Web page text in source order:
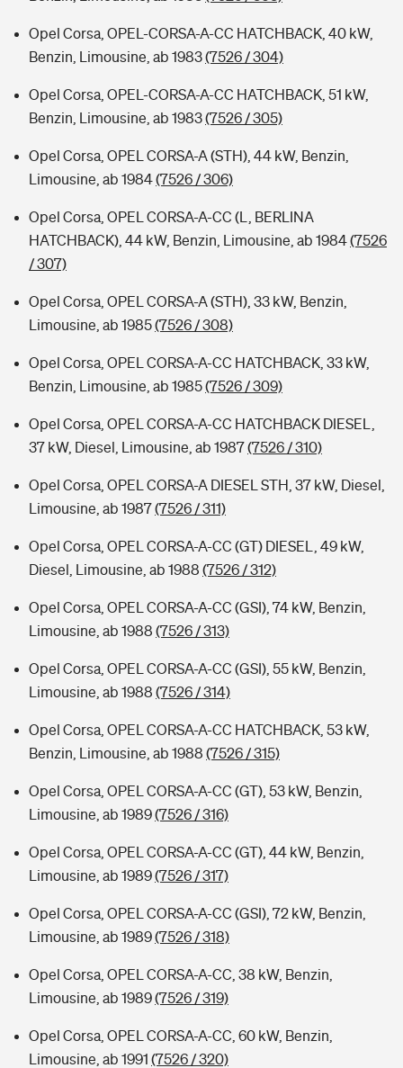
Opel Corsa, OPEL-CORSA-A-CC HATCHBACK, 40 kW,
Benzin, Limousine, ab 1983(7526 / 304)
Opel Corsa, OPEL-CORSA-A-CC HATCHBACK, 51 kW,
Benzin, Limousine, ab 1983(7526 / 305)
Opel Corsa, OPEL CORSA-A (STH), 44 kW, Benzin,
Limousine, ab 1984(7526 / 306)
Opel Corsa, OPEL CORSA-A-CC (L, BERLINA
HATCHBACK), 44 kW, Benzin, Limousine, ab 1984(7526
/ 307)
Opel Corsa, OPEL CORSA-A (STH), 33 kW, Benzin,
Limousine, ab 1985(7526 / 308)
Opel Corsa, OPEL CORSA-A-CC HATCHBACK, 33 kW,
Benzin, Limousine, ab 1985(7526 / 309)
Opel Corsa, OPEL CORSA-A-CC HATCHBACK DIESEL,
37 kW, Diesel, Limousine, ab 1987(7526 / 310)
Opel Corsa, OPEL CORSA-A DIESEL STH, 37 kW, Diesel,
Limousine, ab 1987(7526 / 311)
Opel Corsa, OPEL CORSA-A-CC (GT) DIESEL, 49 kW,
Diesel, Limousine, ab 1988 (7526 / 312)
Opel Corsa, OPEL CORSA-A-CC (GSI), 74 kW, Benzin,
Limousine, ab 1988 (7526 / 313)
Opel Corsa, OPEL CORSA-A-CC (GSI), 55 kW, Benzin,
Limousine, ab 1988 (7526 / 314)
Opel Corsa, OPEL CORSA-A-CC HATCHBACK, 53 kW,
Benzin, Limousine, ab 1988 (7526 / 315)
Opel Corsa, OPEL CORSA-A-CC (GT), 53 kW, Benzin,
Limousine, ab 1989(7526 / 316)
Opel Corsa, OPEL CORSA-A-CC (GT), 44 kW, Benzin,
Limousine, ab 1989(7526 / 317)
Opel Corsa, OPEL CORSA-A-CC (GSI), 72 kW, Benzin,
Limousine, ab 1989(7526 / 318)
Opel Corsa, OPEL CORSA-A-CC, 38 kW, Benzin,
Limousine, ab 1989(7526 / 319)
Opel Corsa, OPEL CORSA-A-CC, 60 kW, Benzin,
Limousine, ab 1991 (7526 / 320)